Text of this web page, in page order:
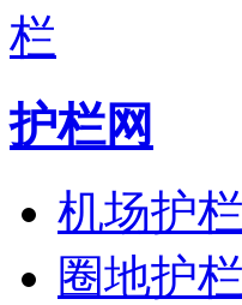
栏
护栏网
机场护
圈地护